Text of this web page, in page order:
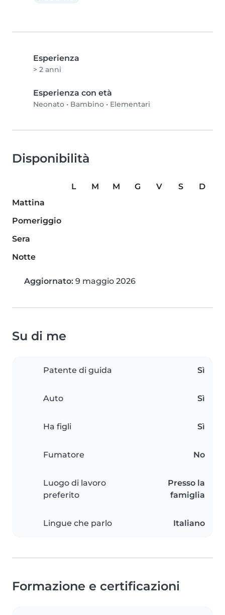
Esperienza
> 2 anni
Esperienza con età
Neonato • Bambino • Elementari
Disponibilità
L M M G V S
D
Mattina
Pomeriggio
Sera
Notte
Aggiornato: 9 maggio 2026
Su di me
Patente di guida Sì
Auto Sì
Ha figli Sì
Fumatore No
Luogo di lavoro
preferito
Presso la
famiglia
Lingue che parlo Italiano
Formazione e certificazioni